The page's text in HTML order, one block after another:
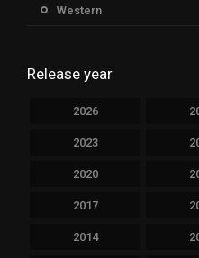
Western
Release year
2026
2023
2020
2017
2014